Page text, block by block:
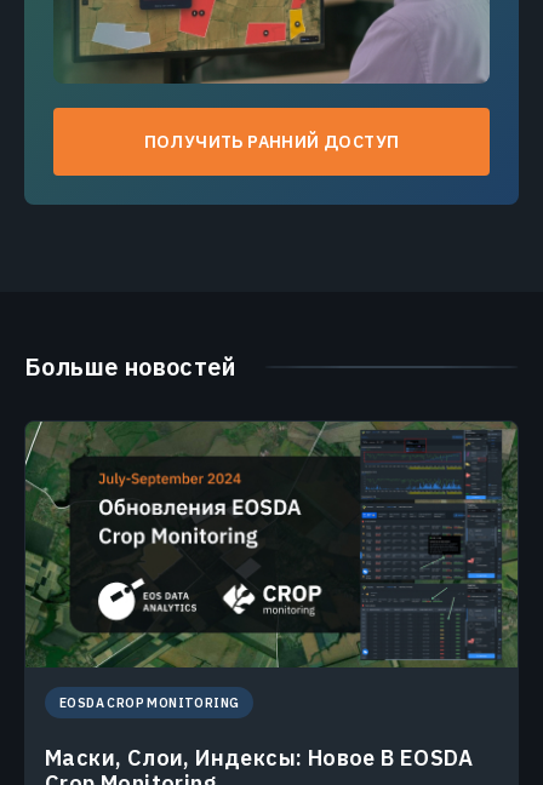
ПОЛУЧИТЬ РАННИЙ ДОСТУП
Больше новостей
EOSDA CROP MONITORING
Маски, Слои, Индексы: Новое В EOSDA